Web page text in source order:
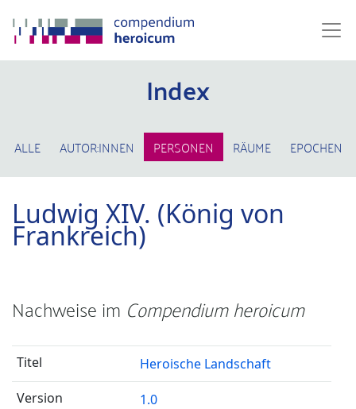
Index
ALLE AUTOR:INNEN PERSONEN RÄUME EPOCHEN
Ludwig XIV. (König von
Frankreich)
Nachweise im Compendium heroicum
Heroische Landschaft
1.0